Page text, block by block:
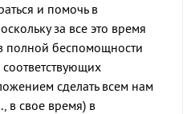
и помочь в
за все это время
полной беспомощности
сделать всем нам
в свое время) в